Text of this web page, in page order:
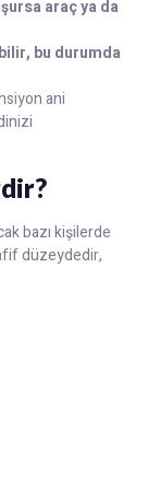
araç ya da
bu durumda
ani
bazı kişilerde
düzeydedir,